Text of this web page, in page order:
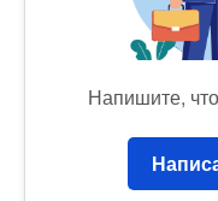
Напишите,